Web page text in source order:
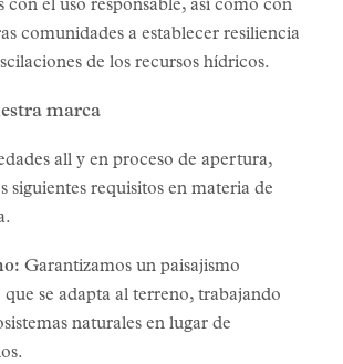
el uso responsable, así como con
comunidades a establecer resiliencia
de los recursos hídricos.
marca
all y en proceso de apertura,
siguientes requisitos en materia de
Garantizamos un paisajismo
se adapta al terreno, trabajando
naturales en lugar de